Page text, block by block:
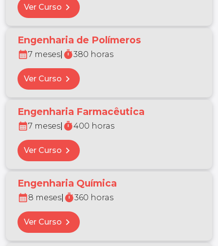
Ver Curso chevron_right
Engenharia de Polímeros
calendar_month7 meses timer380 horas
Ver Curso chevron_right
Engenharia Farmacêutica
calendar_month7 meses timer400 horas
Ver Curso chevron_right
Engenharia Química
calendar_month8 meses timer360 horas
Ver Curso chevron_right